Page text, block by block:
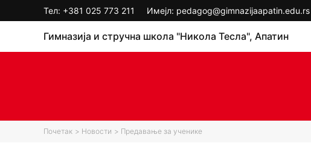
на
Тел: +381 025 773 211 Имејл: pedagog@gimnazijaapatin.edu.rs
Гимназија и стручна школа "Никола Тесла", Апатин
Почетак Новости Предавање за ученике